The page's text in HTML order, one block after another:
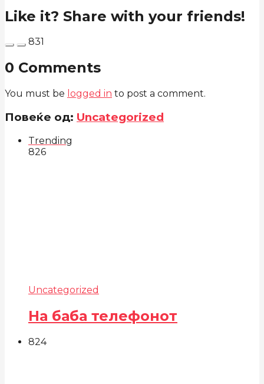
Like it? Share with your friends!
831
0 Comments
You must be logged in to post a comment.
Повеќе од: Uncategorized
Trending
826
Uncategorized
На баба телефонот
824